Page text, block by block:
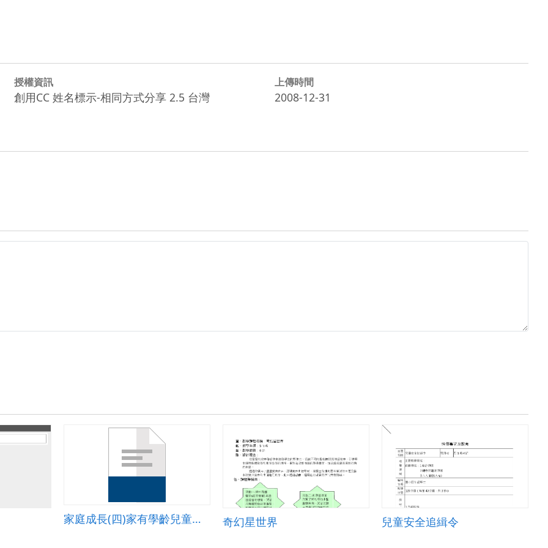
授權資訊
創用CC 姓名標示-相同方式分享 2.5 台灣
上傳時間
2008-12-31
家庭成長(四)家有學齡兒童與青少年篇教案 奇幻星世界 兒童安全追緝令